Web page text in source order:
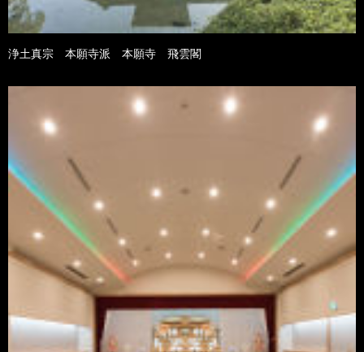
浄土真宗 本願寺派 本願寺 飛雲閣